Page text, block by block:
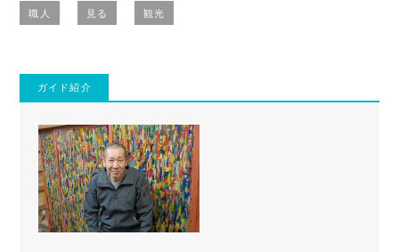
職人 見る 観光
ガイド紹介